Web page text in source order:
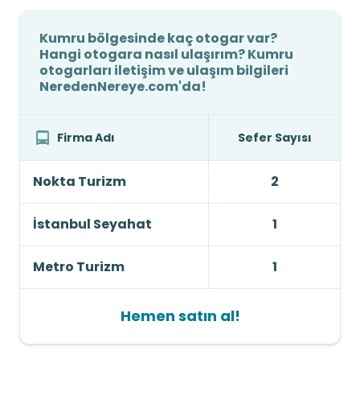
Kumru bölgesinde kaç otogar var?
Hangi otogara nasıl ulaşırım? Kumru
otogarları iletişim ve ulaşım bilgileri
NeredenNereye.com'da!
Firma Adı Sefer Sayısı
Nokta Turizm 2
İstanbul Seyahat 1
Metro Turizm 1
Hemen satın al!